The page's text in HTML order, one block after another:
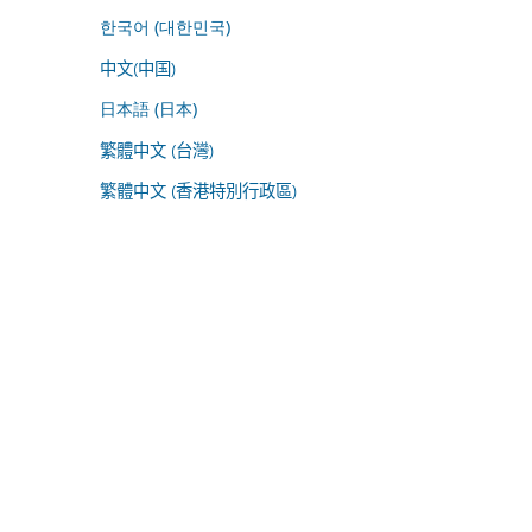
한국어 (대한민국)
中文(中国)
日本語 (日本)
繁體中文 (台灣)
繁體中文 (香港特別行政區)